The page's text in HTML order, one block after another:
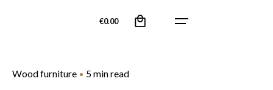
€0.00
Wood furniture 5 min read